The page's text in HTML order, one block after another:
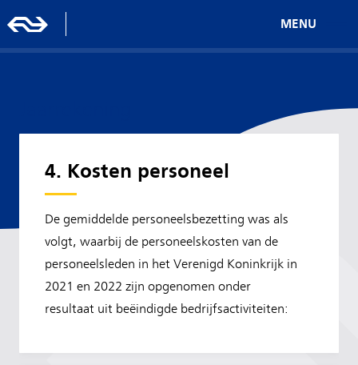
MENU
4. Kosten personeel
De gemiddelde personeelsbezetting was als
volgt, waarbij de personeelskosten van de
personeelsleden in het Verenigd Koninkrijk in
2021 en 2022 zijn opgenomen onder
resultaat uit beëindigde bedrijfsactiviteiten: